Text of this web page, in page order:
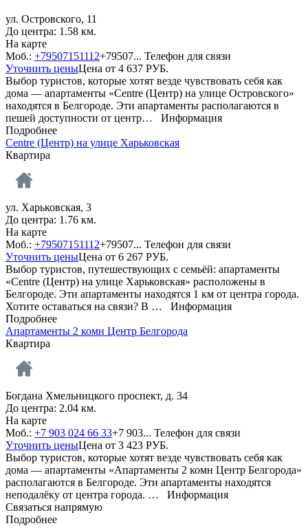
ул. Островского, 11
До центра: 1.58 км.
На карте
Моб.: +79507151112+79507... Телефон для связи
Уточнить ценыЦена от 4 637 РУБ.
Выбор туристов, которые хотят везде чувствовать себя как
дома — апартаменты «Centre (Центр) на улице Островского»
находятся в Белгороде. Эти апартаменты располагаются в
пешей доступности от центр… Информация
Подробнее
Centre (Центр) на улице Харьковская
Квартира
ул. Харьковская, 3
До центра: 1.76 км.
На карте
Моб.: +79507151112+79507... Телефон для связи
Уточнить ценыЦена от 6 267 РУБ.
Выбор туристов, путешествующих с семьёй: апартаменты
«Centre (Центр) на улице Харьковская» расположены в
Белгороде. Эти апартаменты находятся 1 км от центра города.
Хотите оставаться на связи? В … Информация
Подробнее
Апартаменты 2 комн Центр Белгорода
Квартира
Богдана Хмельницкого проспект, д. 34
До центра: 2.04 км.
На карте
Моб.: +7 903 024 66 33+7 903... Телефон для связи
Уточнить ценыЦена от 3 423 РУБ.
Выбор туристов, которые хотят везде чувствовать себя как
дома — апартаменты «Апартаменты 2 комн Центр Белгорода»
располагаются в Белгороде. Эти апартаменты находятся
неподалёку от центра города. … Информация
Связаться напрямую
Подробнее